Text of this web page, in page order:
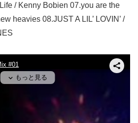
/ Kenny Bobien 07.you are the
heavies 08.JUST A LIL’ LOVIN’ /